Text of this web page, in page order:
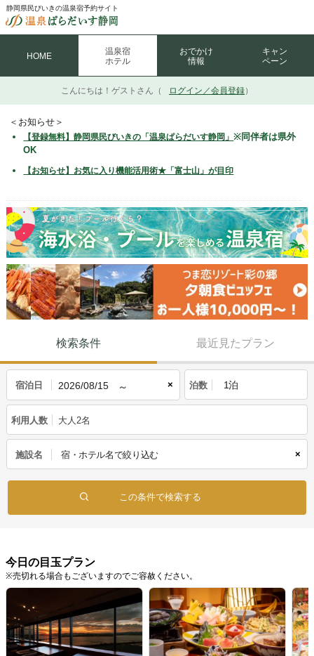
静岡県民びいきの温泉宿予約サイト
HOME
温泉宿
ホテル
おでかけ
情報
キャン
ペーン
こんにちは！ ゲストさん（ ログイン／会員登録）
＜お知らせ＞
【登録無料】静岡県民びいきの「温泉ぱらだいす静岡」※同伴者は県外
OK
【お知らせ】お気に入り機能活用術★「富士山」が目印
検索条件 最近見たプラン
宿泊日 × 泊数
利用人数 大人2名
施設名 ×
今日の目玉プラン
※売切れる場合もございますのでご容赦ください。